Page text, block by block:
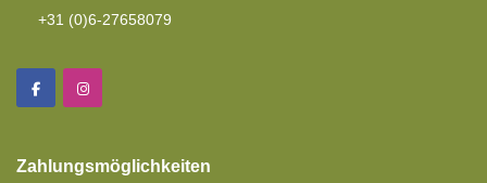
+31 (0)6-27658079
Zahlungsmöglichkeiten